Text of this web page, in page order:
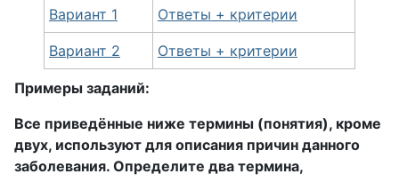
Вариант 1 Ответы + критерии
Вариант 2 Ответы + критерии
Примеры заданий:
Все приведённые ниже термины (понятия), кроме
двух, используют для описания причин данного
заболевания. Определите два термина,